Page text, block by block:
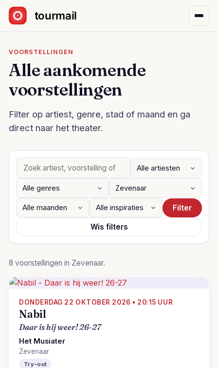
Sla navigatie over
VOORSTELLINGEN
Alle aankomende
voorstellingen
Filter op artiest, genre, stad of maand en ga
direct naar het theater.
Filter
Wis filters
8 voorstellingen in Zevenaar.
DONDERDAG 22 OKTOBER 2026 • 20:15 UUR
Nabil
Daar is hij weer! 26-27
Het Musiater
Zevenaar
Try-out